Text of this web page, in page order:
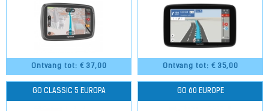
Ontvang tot: € 37,00 Ontvang tot: € 35,00
GO CLASSIC 5 EUROPA GO 60 EUROPE